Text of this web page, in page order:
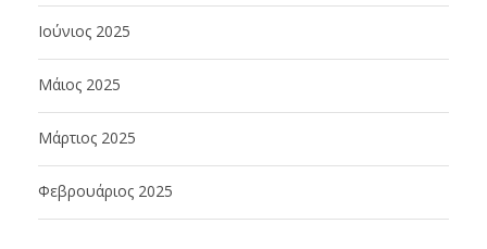
Ιούνιος 2025
Μάιος 2025
Μάρτιος 2025
Φεβρουάριος 2025